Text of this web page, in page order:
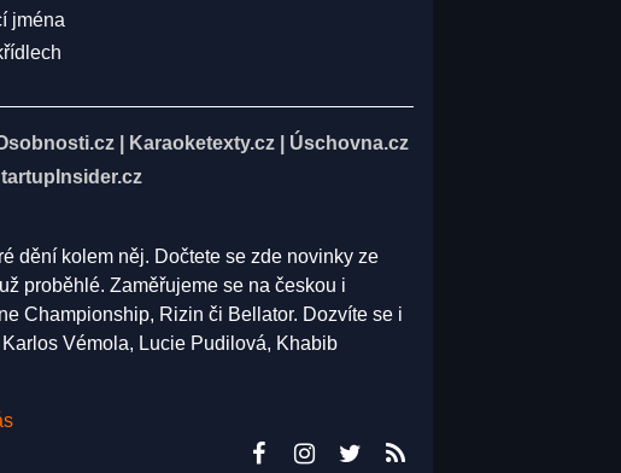
jména
Karaoketexty.cz
Úschovna.cz
dění kolem něj. Dočtete se zde novinky ze
proběhlé. Zaměřujeme se na českou i
Championship, Rizin či Bellator. Dozvíte se i
Vémola, Lucie Pudilová, Khabib